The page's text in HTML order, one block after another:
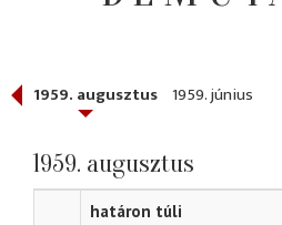
1959. augusztus 1959. június
1959. augusztus
határon túli